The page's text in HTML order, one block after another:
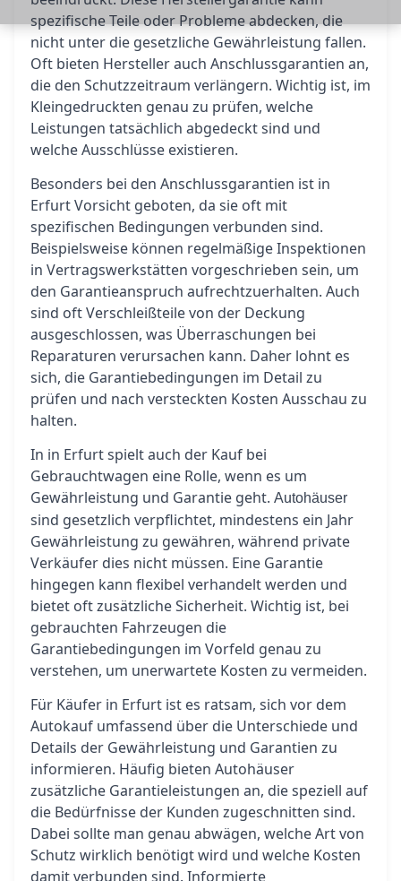
spezifische Teile oder Probleme abdecken, die
nicht unter die gesetzliche Gewährleistung fallen.
Oft bieten Hersteller auch Anschlussgarantien an,
die den Schutzzeitraum verlängern. Wichtig ist, im
Kleingedruckten genau zu prüfen, welche
Leistungen tatsächlich abgedeckt sind und
welche Ausschlüsse existieren.
Besonders bei den Anschlussgarantien ist in
Erfurt Vorsicht geboten, da sie oft mit
spezifischen Bedingungen verbunden sind.
Beispielsweise können regelmäßige Inspektionen
in Vertragswerkstätten vorgeschrieben sein, um
den Garantieanspruch aufrechtzuerhalten. Auch
sind oft Verschleißteile von der Deckung
ausgeschlossen, was Überraschungen bei
Reparaturen verursachen kann. Daher lohnt es
sich, die Garantiebedingungen im Detail zu
prüfen und nach versteckten Kosten Ausschau zu
halten.
In in Erfurt spielt auch der Kauf bei
Gebrauchtwagen eine Rolle, wenn es um
Gewährleistung und Garantie geht. Autohäuser
sind gesetzlich verpflichtet, mindestens ein Jahr
Gewährleistung zu gewähren, während private
Verkäufer dies nicht müssen. Eine Garantie
hingegen kann flexibel verhandelt werden und
bietet oft zusätzliche Sicherheit. Wichtig ist, bei
gebrauchten Fahrzeugen die
Garantiebedingungen im Vorfeld genau zu
verstehen, um unerwartete Kosten zu vermeiden.
Für Käufer in Erfurt ist es ratsam, sich vor dem
Autokauf umfassend über die Unterschiede und
Details der Gewährleistung und Garantien zu
informieren. Häufig bieten Autohäuser
zusätzliche Garantieleistungen an, die speziell auf
die Bedürfnisse der Kunden zugeschnitten sind.
Dabei sollte man genau abwägen, welche Art von
Schutz wirklich benötigt wird und welche Kosten
damit verbunden sind. Informierte